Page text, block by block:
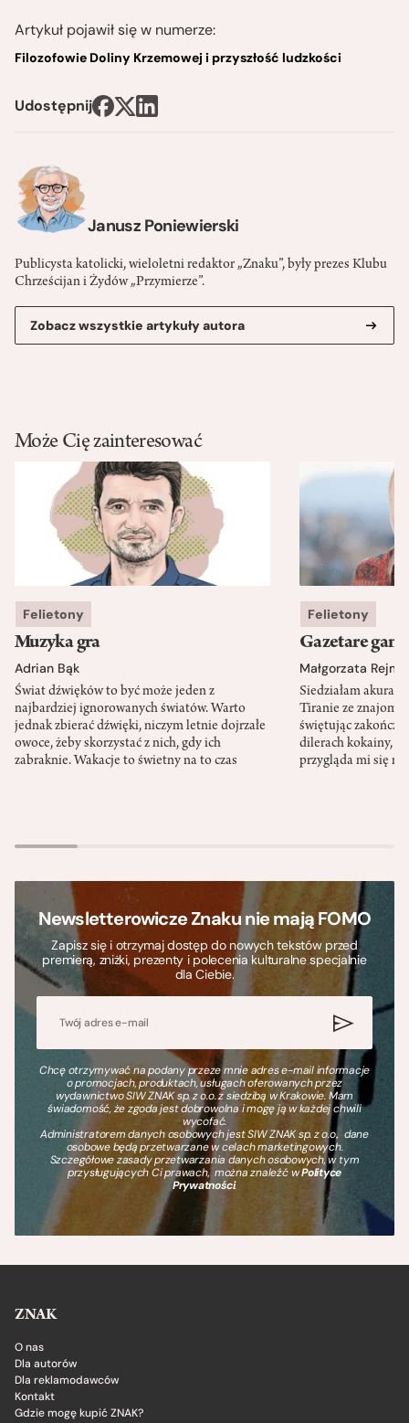
Janusz Poniewierski
Publicysta katolicki, wieloletni redaktor „Znaku”, były prezes Klubu
Chrześcijan i Żydów „Przymierze”.
Zobacz wszystkie artykuły autora
Artykuł pojawił się w numerze:
Filozofowie Doliny Krzemowej i przyszłość ludzkości
Udostępnij
Może Cię zainteresować
Felietony
Muzyka gra
Adrian Bąk
Świat dźwięków to być może jeden z
najbardziej ignorowanych światów. Warto
jednak zbierać dźwięki, niczym letnie dojrzałe
owoce, żeby skorzystać z nich, gdy ich
zabraknie. Wakacje to świetny na to czas
Felietony
Gazetare
Małgorzata
Siedziałam akurat
Tiranie ze
świętując
dilerach kokainy,
przygląda mi się
Newsletterowicze Znaku nie mają FOMO
Zapisz się i otrzymaj dostęp do nowych tekstów przed
premierą, zniżki, prezenty i polecenia kulturalne specjalnie
dla Ciebie.
Chcę otrzymywać na podany przeze mnie adres e-mail informacje
o promocjach, produktach, usługach oferowanych przez
wydawnictwo SIW ZNAK sp. z o.o. z siedzibą w Krakowie. Mam
świadomość, że zgoda jest dobrowolna i mogę ją w każdej chwili
wycofać.
Administratorem danych osobowych jest SIW ZNAK sp. z o.o., dane
osobowe będą przetwarzane w celach marketingowych.
Szczegółowe zasady przetwarzania danych osobowych, w tym
przysługujących Ci prawach, można znaleźć wPolityce
Prywatności.
ZNAK
O nas
Dla autorów
Dla reklamodawców
Kontakt
Gdzie mogę kupić ZNAK?